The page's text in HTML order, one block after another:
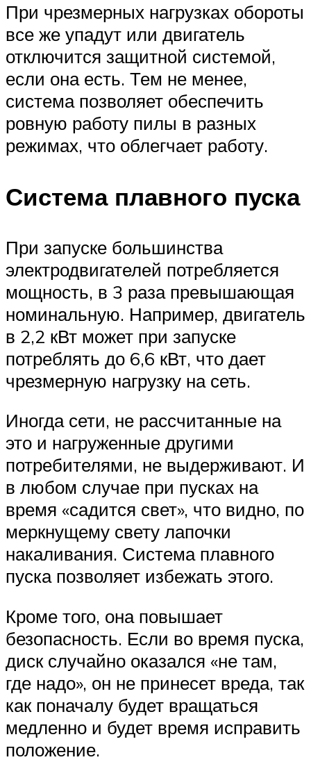
При чрезмерных нагрузках обороты
все же упадут или двигатель
отключится защитной системой,
если она есть. Тем не менее,
система позволяет обеспечить
ровную работу пилы в разных
режимах, что облегчает работу.
Система плавного пуска
При запуске большинства
электродвигателей потребляется
мощность, в 3 раза превышающая
номинальную. Например, двигатель
в 2,2 кВт может при запуске
потреблять до 6,6 кВт, что дает
чрезмерную нагрузку на сеть.
Иногда сети, не рассчитанные на
это и нагруженные другими
потребителями, не выдерживают. И
в любом случае при пусках на
время «садится свет», что видно, по
меркнущему свету лапочки
накаливания. Система плавного
пуска позволяет избежать этого.
Кроме того, она повышает
безопасность. Если во время пуска,
диск случайно оказался «не там,
где надо», он не принесет вреда, так
как поначалу будет вращаться
медленно и будет время исправить
положение.